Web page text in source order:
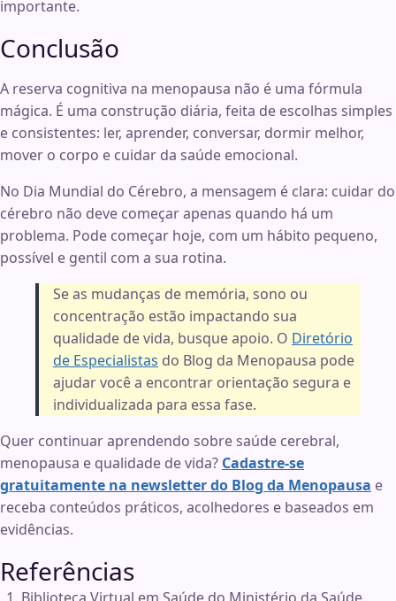
importante.
Conclusão
A reserva cognitiva na menopausa não é uma fórmula
mágica. É uma construção diária, feita de escolhas simples
e consistentes: ler, aprender, conversar, dormir melhor,
mover o corpo e cuidar da saúde emocional.
No Dia Mundial do Cérebro, a mensagem é clara: cuidar do
cérebro não deve começar apenas quando há um
problema. Pode começar hoje, com um hábito pequeno,
possível e gentil com a sua rotina.
Se as mudanças de memória, sono ou
concentração estão impactando sua
qualidade de vida, busque apoio. O Diretório
de Especialistas do Blog da Menopausa pode
ajudar você a encontrar orientação segura e
individualizada para essa fase.
Quer continuar aprendendo sobre saúde cerebral,
menopausa e qualidade de vida? Cadastre-se
gratuitamente na newsletter do Blog da Menopausa e
receba conteúdos práticos, acolhedores e baseados em
evidências.
Referências